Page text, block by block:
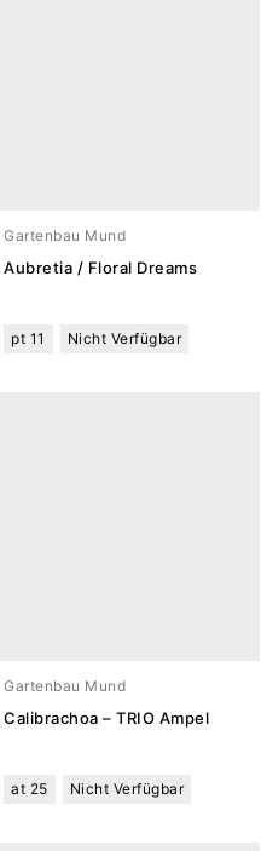
Gartenbau Mund
Aubretia / Floral Dreams
pt 11 Nicht Verfügbar
Gartenbau Mund
Calibrachoa – TRIO Ampel
at 25 Nicht Verfügbar